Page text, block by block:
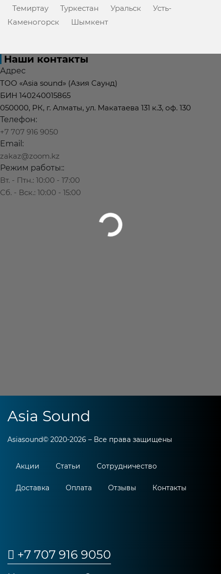
Темиртау
Туркестан Уральск
Усть-
Каменогорск
Шымкент
Наши контакты
Адрес
ТОО «Asia sound» (Азия Саунд)
БИН 140240015865
050000, РК, г. Алматы, ул. Макатаева 131 к.3, оф. 130
Телефон:
+7 707 916 9050
Email:
zakaz@zoom.kz
Режим работы::
Вт. - Птн.: 10:00 - 17:00
Сб. - Вск.: 10:00 - 15:00
Asia Sound
Asiasound© 2020-2026 – Все права защищены
Акции Статьи Сотрудничество
Доставка Оплата Отзывы Контакты
+7 707 916 9050